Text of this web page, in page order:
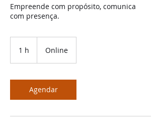
Empreende com propósito, comunica
com presença.
1 h Online
Agendar